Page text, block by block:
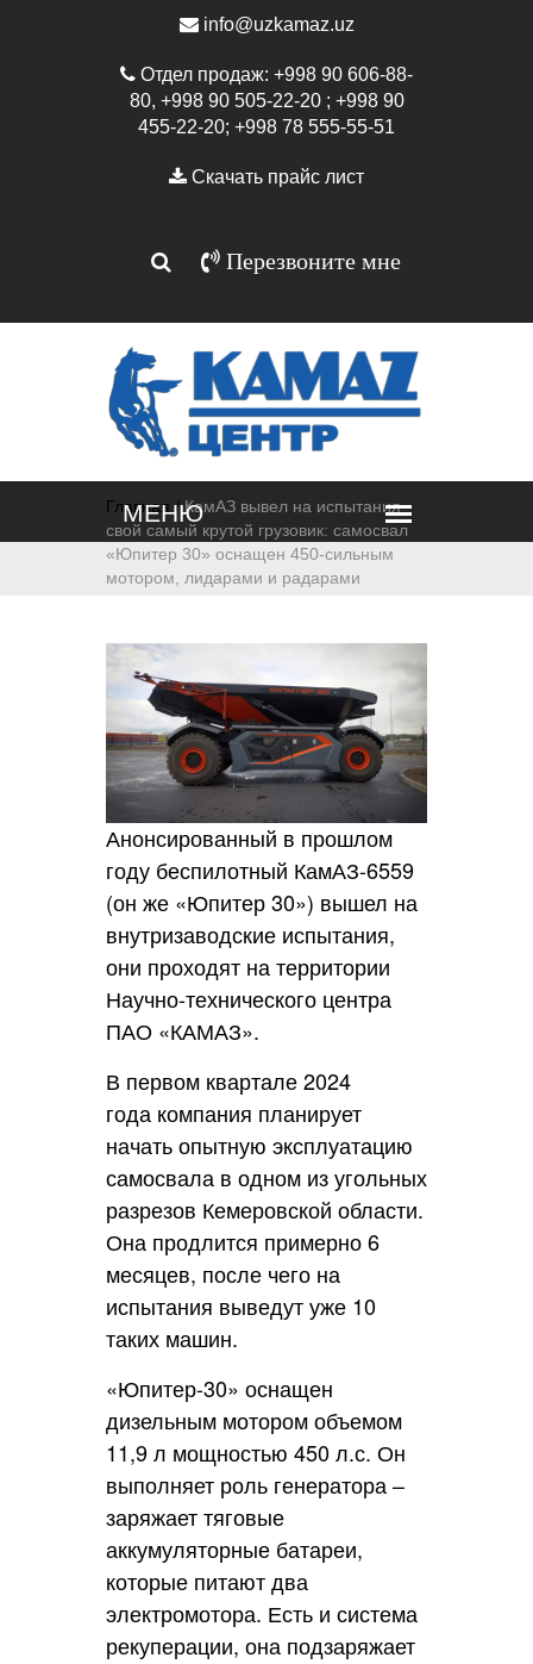
info@uzkamaz.uz
Отдел продаж: +998 90 606-88-
80, +998 90 505-22-20 ; +998 90
455-22-20; +998 78 555-55-51
Скачать прайс лист
Перезвоните мне
Главная / КамАЗ вывел на испытания
свой самый крутой грузовик: самосвал
«Юпитер 30» оснащен 450-сильным
мотором, лидарами и радарами
Анонсированный в прошлом
году беспилотный КамАЗ-6559
(он же «Юпитер 30») вышел на
внутризаводские испытания,
они проходят на территории
Научно-технического центра
ПАО «КАМАЗ».
В первом квартале 2024
года компания планирует
начать опытную эксплуатацию
самосвала в одном из угольных
разрезов Кемеровской области.
Она продлится примерно 6
месяцев, после чего на
испытания выведут уже 10
таких машин.
«Юпитер-30» оснащен
дизельным мотором объемом
11,9 л мощностью 450 л.с. Он
выполняет роль генератора –
заряжает тяговые
аккумуляторные батареи,
которые питают два
электромотора. Есть и система
рекуперации, она подзаряжает